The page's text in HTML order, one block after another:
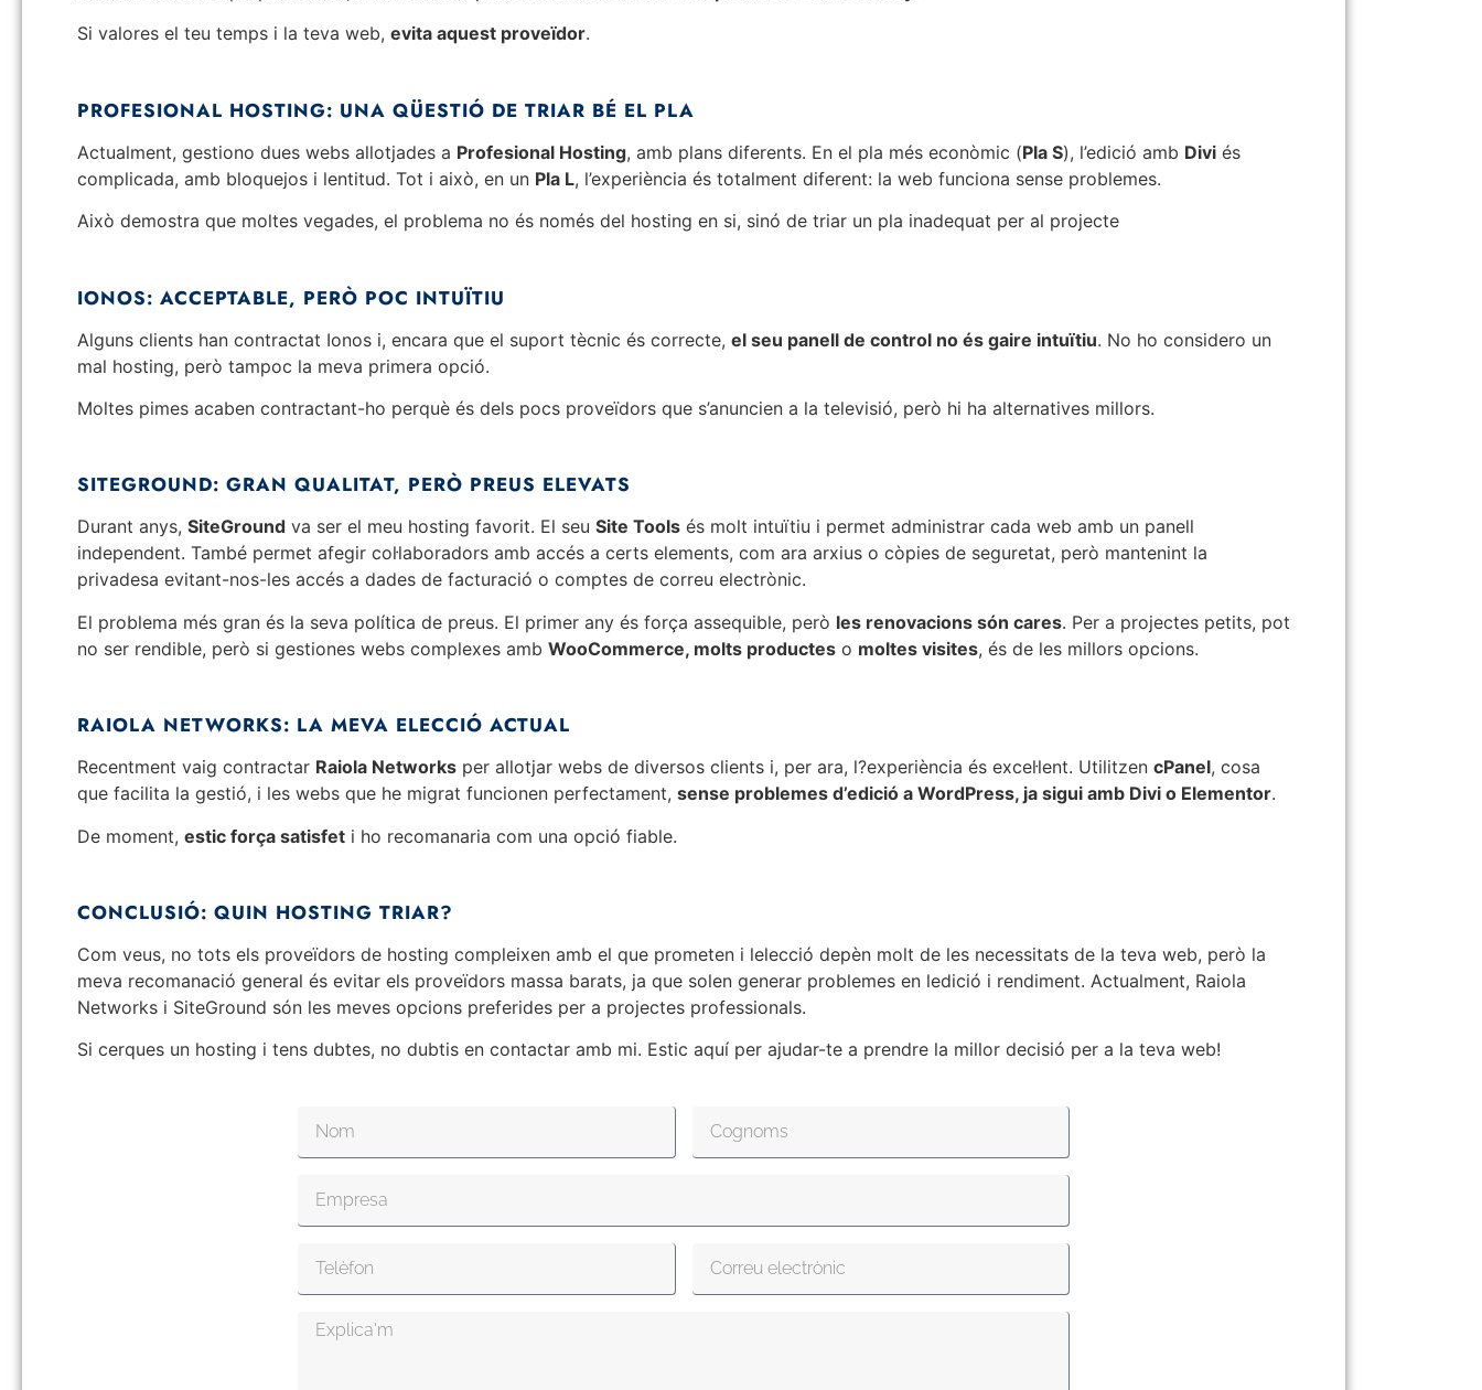
Si valores el teu temps i la teva web, evita aquest proveïdor.
PROFESIONAL HOSTING: UNA QÜESTIÓ DE TRIAR BÉ EL PLA
Actualment, gestiono dues webs allotjades a Profesional Hosting, amb plans diferents. En el pla més econòmic (Pla S), l’edició amb Divi és
complicada, amb bloquejos i lentitud. Tot i això, en un Pla L, l’experiència és totalment diferent: la web funciona sense problemes.
Això demostra que moltes vegades, el problema no és només del hosting en si, sinó de triar un pla inadequat per al projecte
IONOS: ACCEPTABLE, PERÒ POC INTUÏTIU
Alguns clients han contractat Ionos i, encara que el suport tècnic és correcte, el seu panell de control no és gaire intuïtiu. No ho considero un
mal hosting, però tampoc la meva primera opció.
Moltes pimes acaben contractant-ho perquè és dels pocs proveïdors que s’anuncien a la televisió, però hi ha alternatives millors.
SITEGROUND: GRAN QUALITAT, PERÒ PREUS ELEVATS
Durant anys, SiteGround va ser el meu hosting favorit. El seu Site Tools és molt intuïtiu i permet administrar cada web amb un panell
independent. També permet afegir col·laboradors amb accés a certs elements, com ara arxius o còpies de seguretat, però mantenint la
privadesa evitant-nos-les accés a dades de facturació o comptes de correu electrònic.
El problema més gran és la seva política de preus. El primer any és força assequible, però les renovacions són cares. Per a projectes petits, pot
no ser rendible, però si gestiones webs complexes amb WooCommerce, molts productes o moltes visites, és de les millors opcions.
RAIOLA NETWORKS: LA MEVA ELECCIÓ ACTUAL
Recentment vaig contractar Raiola Networks per allotjar webs de diversos clients i, per ara, l?experiència és excel·lent. Utilitzen cPanel, cosa
que facilita la gestió, i les webs que he migrat funcionen perfectament, sense problemes d’edició a WordPress, ja sigui amb Divi o Elementor.
De moment, estic força satisfet i ho recomanaria com una opció fiable.
CONCLUSIÓ: QUIN HOSTING TRIAR?
Com veus, no tots els proveïdors de hosting compleixen amb el que prometen i lelecció depèn molt de les necessitats de la teva web, però la
meva recomanació general és evitar els proveïdors massa barats, ja que solen generar problemes en ledició i rendiment. Actualment, Raiola
Networks i SiteGround són les meves opcions preferides per a projectes professionals.
Si cerques un hosting i tens dubtes, no dubtis en contactar amb mi. Estic aquí per ajudar-te a prendre la millor decisió per a la teva web!